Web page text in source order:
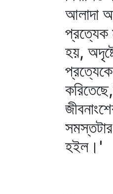
আলাদা
প্রত্যেক
হয়,
হইল।'